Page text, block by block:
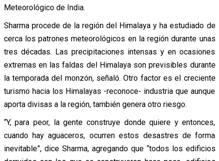
Meteorológico de India.
Sharma procede de la región del Himalaya y ha estudiado de
cerca los patrones meteorológicos en la región durante unas
tres décadas. Las precipitaciones intensas y en ocasiones
extremas en las faldas del Himalaya son previsibles durante
la temporada del monzón, señaló. Otro factor es el creciente
turismo hacia los Himalayas -reconoce- industria que aunque
aporta divisas a la región, también genera otro riesgo.
“Y, para peor, la gente construye donde quiere y entonces,
cuando hay aguaceros, ocurren estos desastres de forma
inevitable”, dice Sharma, agregando que “todos los edificios